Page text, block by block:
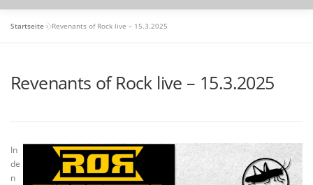
Startseite »Revenants of Rock live – 15.3.2025
Revenants of Rock live – 15.3.2025
In
de
n